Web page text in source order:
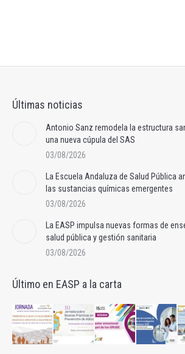
Últimas noticias
Antonio Sanz remodela la estructura
una nueva cúpula del SAS
03/08/2026
La Escuela Andaluza de Salud Pública
las sustancias químicas emergentes
03/08/2026
La EASP impulsa nuevas formas de
salud pública y gestión sanitaria
03/08/2026
Último en EASP a la carta